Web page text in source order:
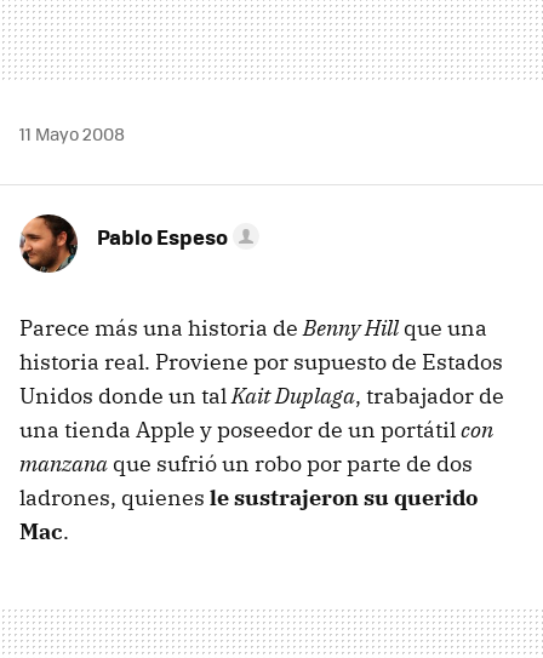
11 Mayo 2008
Pablo Espeso
Parece más una historia deBenny Hillque una
historia real. Proviene por supuesto de Estados
Unidos donde un talKait Duplaga, trabajador de
una tienda Apple y poseedor de un portátilcon
manzana que sufrió un robo por parte de dos
ladrones, quienes le sustrajeron su querido
Mac.